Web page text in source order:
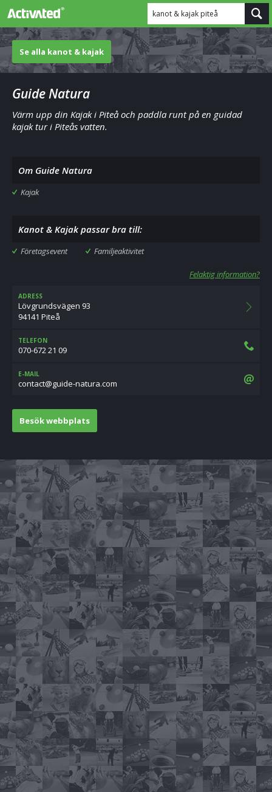
kanot & kajak piteå
Se alla kanot & kajak
Guide Natura
Värm upp din Kajak i Piteå och paddla runt på en guidad
kajak tur i Piteås vatten.
Om Guide Natura
Kajak
Kanot & Kajak passar bra till:
Företagsevent Familjeaktivitet
Felaktig information?
ADRESS
Lövgrundsvägen 93
94141 Piteå
TELEFON
070-672 21 09
E-MAIL
moc.arutan-ediug@tcatnoc
Besök webbplats